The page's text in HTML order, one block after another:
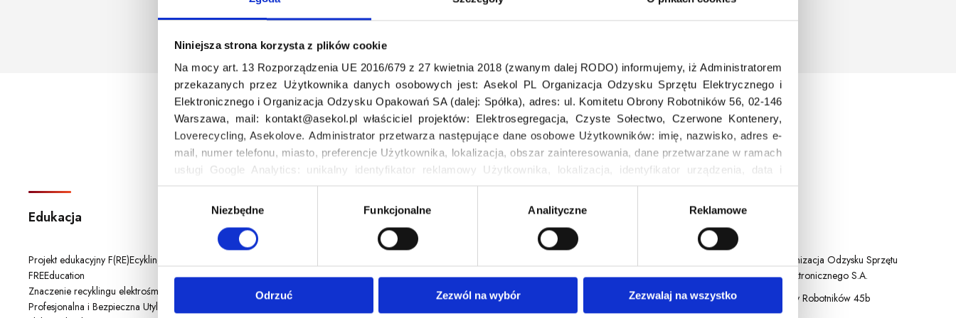
Niniejsza strona korzysta z plików cookie
Na mocy art. 13 Rozporządzenia UE 2016/679 z 27 kwietnia 2018 (zwanym dalej RODO) informujemy, iż Administratorem
przekazanych przez Użytkownika danych osobowych jest: Asekol PL Organizacja Odzysku Sprzętu Elektrycznego i
Elektronicznego i Organizacja Odzysku Opakowań SA (dalej: Spółka), adres: ul. Komitetu Obrony Robotników 56, 02-146
Warszawa, mail: kontakt@asekol.pl właściciel projektów: Elektrosegregacja, Czyste Sołectwo, Czerwone Kontenery,
Loverecycling, Asekolove. Administrator przetwarza następujące dane osobowe Użytkowników: imię, nazwisko, adres e-
mail, numer telefonu, miasto, preferencje Użytkownika, lokalizacja, obszar zainteresowania, dane przetwarzane w ramach
usługi Google Analytics: unikalny identyfikator reklamowy Użytkownika, lokalizacja, identyfikator urządzenia, data i
godzina korzystania z serwisu, dane demograficzne: kraj, miasto, język, płeć, wiek, typ i wersja systemu operacyjnego.
r
g
Niezbędne Funkcjonalne Analityczne Reklamowe
Odrzuć Zezwól na wybór Zezwalaj na wszystko
Odwiedź nas
Edukacja
Projekt edukacyjny F(RE)Ecykling –
FREEducation
Znaczenie recyklingu elektrośmieci
Profesjonalna i Bezpieczna Utylizacja
Aktualności
rozmieszczeniu kontenerów! – Woj. Opolskie
6/2025 – 2 Czerwone Kontenery na
Warto zobaczyć
Polityka prywatności
Kontakt
Kontakt
Organizacja Odzysku Sprzętu
Elektrycznego i Elektronicznego S.A.
ul. Komitetu Obrony Robotników 45b
02-146 Warszawa